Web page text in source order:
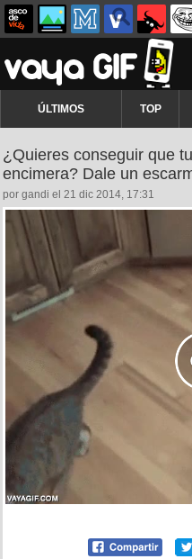
ÚLTIMOS TOP
¿Quieres conseguir que
encimera? Dale un
por gandi el 21 dic 2014, 17:31